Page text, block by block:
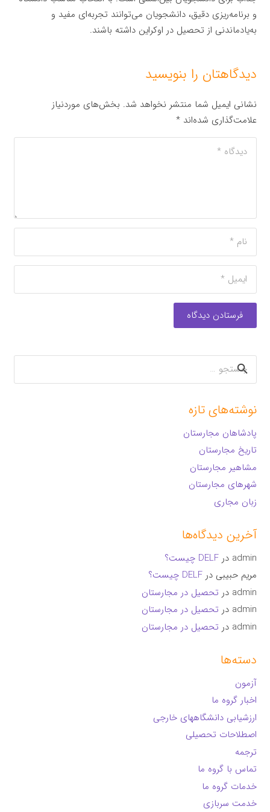
و برنامه‌ریزی دقیق، دانشجویان می‌توانند تجربه‌ای مفید و
به‌یادماندنی از تحصیل در اوکراین داشته باشند.
دیدگاهتان را بنویسید
نشانی ایمیل شما منتشر نخواهد شد. بخش‌های موردنیاز
علامت‌گذاری شده‌اند*
فرستادن دیدگاه
جستجو
برای:
نوشته‌های تازه
پادشاهان مجارستان
تاریخ مجارستان
مشاهیر مجارستان
شهرهای مجارستان
زبان مجاری
آخرین دیدگاه‌ها
admin درDELF چیست؟
مریم حبیبی درDELF چیست؟
admin در تحصیل در مجارستان
admin در تحصیل در مجارستان
admin در تحصیل در مجارستان
دسته‌ها
آزمون
اخبار گروه ما
ارزشیابی دانشگاههای خارجی
اصطلاحات تحصیلی
ترجمه
تماس با گروه ما
خدمات گروه ما
خدمت سربازی